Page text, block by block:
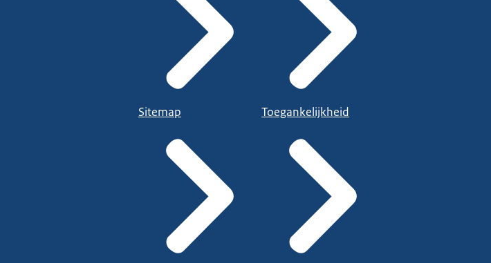
Sitemap Toegankelijkheid